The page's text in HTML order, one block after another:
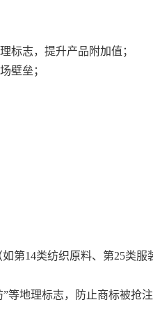
标志，提升产品附加值；
壁垒；
第14类纺织原料、第25类服
等地理标志，防止商标被抢